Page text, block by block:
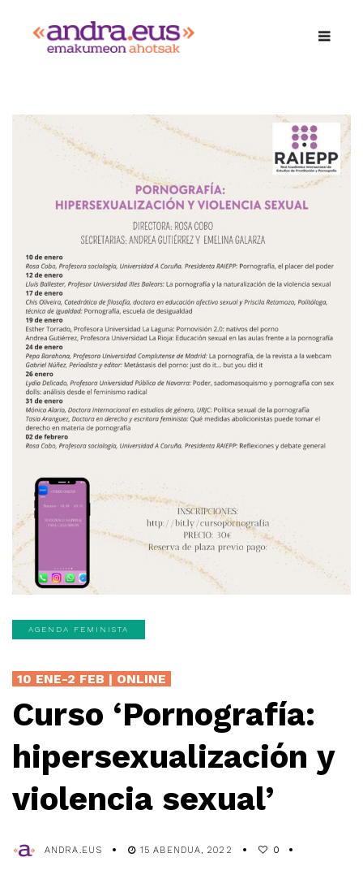
AGENDA FEMINISTA
10 ENE-2 FEB | ONLINE
Curso ‘Pornografía:
hipersexualización y
violencia sexual’
ANDRA.EUS 15 ABENDUA, 2022 0